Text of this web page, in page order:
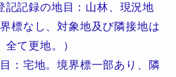
記録の地目：山林、現況地
標なし、対象地及び隣接地は
全て更地。）
：宅地。境界標一部あり、隣